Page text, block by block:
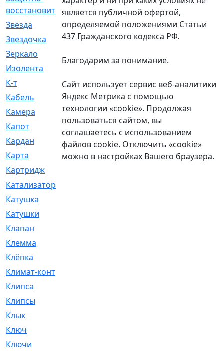
восстановительный
Звезда
[1]
Звездочка
[5]
Зеркало
Изолента
[1]
К-т
[13]
Кабель
[50]
Камера
[4]
Капот
[144]
Кардан
[131]
Карта
[2]
Картридж
Катализатор
Катушка
Катушки
Клапан
Клемма
Клёпка
Климат-контроль
Клипса
Клипсы
Клык
Ключ
Ключи
является публичной офертой,
определяемой положениями Статьи
437 Гражданского кодекса РФ.
Благодарим за понимание.
Сайт использует сервис веб-аналитики
Яндекс Метрика с помощью
технологии «cookie». Продолжая
пользоваться сайтом, вы
соглашаетесь с использованием
файлов cookie. Отключить «cookie»
можно в настройках Вашего браузера.